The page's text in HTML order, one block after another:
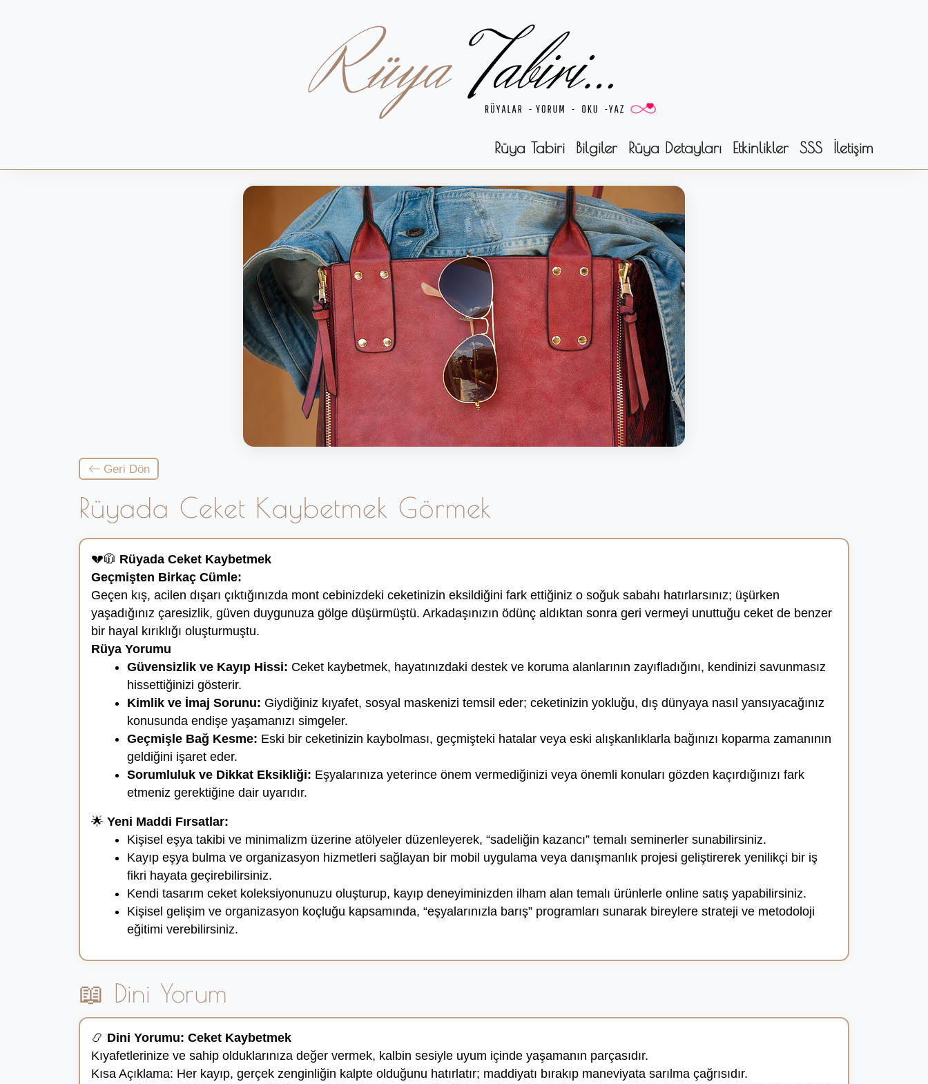
Rüya Tabiri Bilgiler Rüya Detayları Etkinlikler SSS İletişim
Geri Dön
Rüyada Ceket Kaybetmek Görmek
💔🧥 Rüyada Ceket Kaybetmek
Geçmişten Birkaç Cümle:
Geçen kış, acilen dışarı çıktığınızda mont cebinizdeki ceketinizin eksildiğini fark ettiğiniz o soğuk sabahı hatırlarsınız; üşürken
yaşadığınız çaresizlik, güven duygunuza gölge düşürmüştü. Arkadaşınızın ödünç aldıktan sonra geri vermeyi unuttuğu ceket de benzer
bir hayal kırıklığı oluşturmuştu.
Rüya Yorumu
Güvensizlik ve Kayıp Hissi: Ceket kaybetmek, hayatınızdaki destek ve koruma alanlarının zayıfladığını, kendinizi savunmasız
hissettiğinizi gösterir.
Kimlik ve İmaj Sorunu: Giydiğiniz kıyafet, sosyal maskenizi temsil eder; ceketinizin yokluğu, dış dünyaya nasıl yansıyacağınız
konusunda endişe yaşamanızı simgeler.
Geçmişle Bağ Kesme: Eski bir ceketinizin kaybolması, geçmişteki hatalar veya eski alışkanlıklarla bağınızı koparma zamanının
geldiğini işaret eder.
Sorumluluk ve Dikkat Eksikliği: Eşyalarınıza yeterince önem vermediğinizi veya önemli konuları gözden kaçırdığınızı fark
etmeniz gerektiğine dair uyarıdır.
🌟 Yeni Maddi Fırsatlar:
Kişisel eşya takibi ve minimalizm üzerine atölyeler düzenleyerek, “sadeliğin kazancı” temalı seminerler sunabilirsiniz.
Kayıp eşya bulma ve organizasyon hizmetleri sağlayan bir mobil uygulama veya danışmanlık projesi geliştirerek yenilikçi bir iş
fikri hayata geçirebilirsiniz.
Kendi tasarım ceket koleksiyonunuzu oluşturup, kayıp deneyiminizden ilham alan temalı ürünlerle online satış yapabilirsiniz.
Kişisel gelişim ve organizasyon koçluğu kapsamında, “eşyalarınızla barış” programları sunarak bireylere strateji ve metodoloji
eğitimi verebilirsiniz.
📖 Dini Yorum
📿 Dini Yorumu: Ceket Kaybetmek
Kıyafetlerinize ve sahip olduklarınıza değer vermek, kalbin sesiyle uyum içinde yaşamanın parçasıdır.
Kısa Açıklama: Her kayıp, gerçek zenginliğin kalpte olduğunu hatırlatır; maddiyatı bırakıp maneviyata sarılma çağrısıdır.